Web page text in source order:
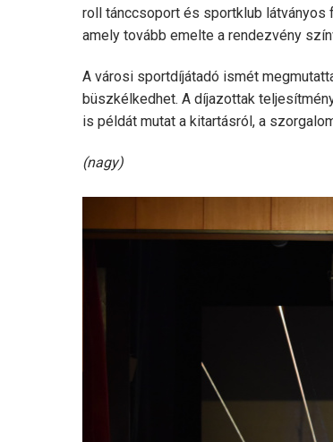
roll tánccsoport és sportklub látványos
amely tovább emelte a rendezvény
A városi sportdíjátadó ismét
büszkélkedhet. A díjazottak
is példát mutat a kitartásról, a
(nagy)